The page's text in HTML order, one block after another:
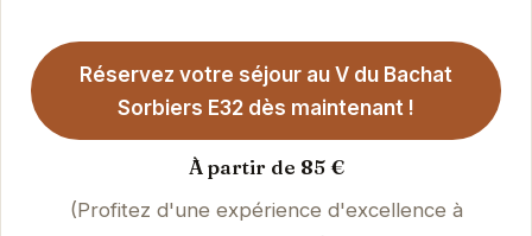
Réservez votre séjour au V du Bachat
Sorbiers E32 dès maintenant !
À partir de 85 €
(Profitez d'une expérience d'excellence à